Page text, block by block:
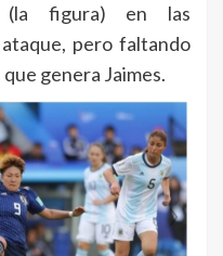
(la figura) en las
pero faltando
genera Jaimes.